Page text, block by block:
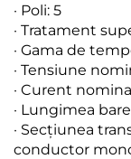
· Poli: 5
· Tratament
· Gama de
· Tensiune
· Curent
· Lungimea
· Secțiunea
conductor